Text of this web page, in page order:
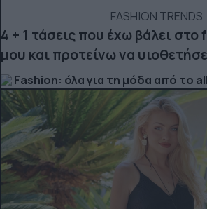
FASHION TRENDS
4 + 1 τάσεις που έχω βάλει
μου και προτείνω να
Fashion: όλα για τη μόδα από το